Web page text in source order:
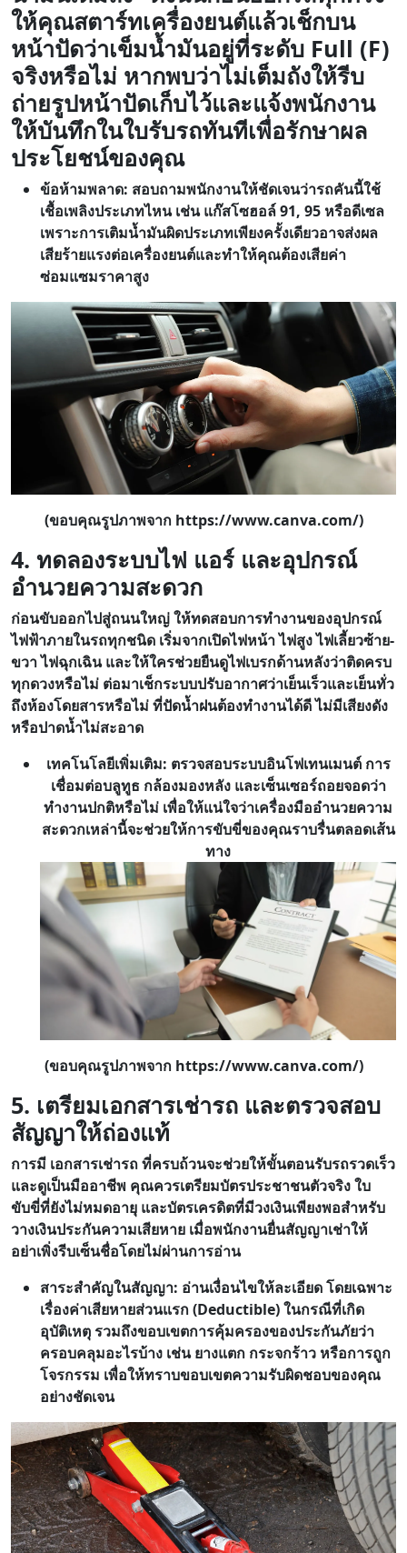
ให้คุณสตาร์ทเครื่องยนต์แล้วเช็กบน
หน้าปัดว่าเข็มน้ำมันอยู่ที่ระดับ Full (F)
จริงหรือไม่ หากพบว่าไม่เต็มถังให้รีบ
ถ่ายรูปหน้าปัดเก็บไว้และแจ้งพนักงาน
ให้บันทึกในใบรับรถทันทีเพื่อรักษาผล
ประโยชน์ของคุณ
ข้อห้ามพลาด: สอบถามพนักงานให้ชัดเจนว่ารถคันนี้ใช้
เชื้อเพลิงประเภทไหน เช่น แก๊สโซฮอล์ 91, 95 หรือดีเซล
เพราะการเติมน้ำมันผิดประเภทเพียงครั้งเดียวอาจส่งผล
เสียร้ายแรงต่อเครื่องยนต์และทำให้คุณต้องเสียค่า
ซ่อมแซมราคาสูง
(ขอบคุณรูปภาพจาก https://www.canva.com/)
4. ทดลองระบบไฟ แอร์ และอุปกรณ์
อำนวยความสะดวก
ก่อนขับออกไปสู่ถนนใหญ่ ให้ทดสอบการทำงานของอุปกรณ์
ไฟฟ้าภายในรถทุกชนิด เริ่มจากเปิดไฟหน้า ไฟสูง ไฟเลี้ยวซ้าย-
ขวา ไฟฉุกเฉิน และให้ใครช่วยยืนดูไฟเบรกด้านหลังว่าติดครบ
ทุกดวงหรือไม่ ต่อมาเช็กระบบปรับอากาศว่าเย็นเร็วและเย็นทั่ว
ถึงห้องโดยสารหรือไม่ ที่ปัดน้ำฝนต้องทำงานได้ดี ไม่มีเสียงดัง
หรือปาดน้ำไม่สะอาด
เทคโนโลยีเพิ่มเติม: ตรวจสอบระบบอินโฟเทนเมนต์ การ
เชื่อมต่อบลูทูธ กล้องมองหลัง และเซ็นเซอร์ถอยจอดว่า
ทำงานปกติหรือไม่ เพื่อให้แน่ใจว่าเครื่องมืออำนวยความ
สะดวกเหล่านี้จะช่วยให้การขับขี่ของคุณราบรื่นตลอดเส้น
ทาง
(ขอบคุณรูปภาพจาก https://www.canva.com/)
5. เตรียมเอกสารเช่ารถ และตรวจสอบ
สัญญาให้ถ่องแท้
การมี เอกสารเช่ารถ ที่ครบถ้วนจะช่วยให้ขั้นตอนรับรถรวดเร็ว
และดูเป็นมืออาชีพ คุณควรเตรียมบัตรประชาชนตัวจริง ใบ
ขับขี่ที่ยังไม่หมดอายุ และบัตรเครดิตที่มีวงเงินเพียงพอสำหรับ
วางเงินประกันความเสียหาย เมื่อพนักงานยื่นสัญญาเช่าให้
อย่าเพิ่งรีบเซ็นชื่อโดยไม่ผ่านการอ่าน
สาระสำคัญในสัญญา: อ่านเงื่อนไขให้ละเอียด โดยเฉพาะ
เรื่องค่าเสียหายส่วนแรก (Deductible) ในกรณีที่เกิด
อุบัติเหตุ รวมถึงขอบเขตการคุ้มครองของประกันภัยว่า
ครอบคลุมอะไรบ้าง เช่น ยางแตก กระจกร้าว หรือการถูก
โจรกรรม เพื่อให้ทราบขอบเขตความรับผิดชอบของคุณ
อย่างชัดเจน